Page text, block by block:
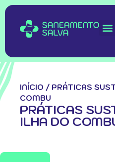
INÍCIO / PRÁTICAS
COMBU
PRÁTICAS
ILHA DO